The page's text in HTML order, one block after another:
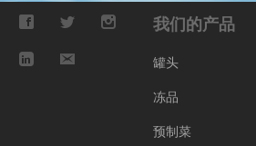
我们的产品
罐头
冻品
预制菜